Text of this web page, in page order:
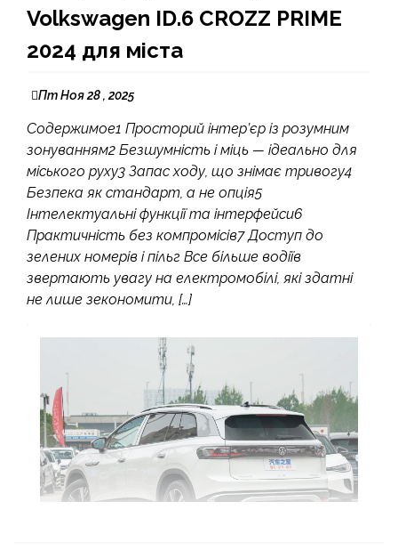
Volkswagen ID.6 CROZZ PRIME
2024 для міста
Пт Ноя 28 , 2025
Содержимое1 Просторий інтер’єр із розумним
зонуванням2 Безшумність і міць — ідеально для
міського руху3 Запас ходу, що знімає тривогу4
Безпека як стандарт, а не опція5
Інтелектуальні функції та інтерфейси6
Практичність без компромісів7 Доступ до
зелених номерів і пільг Все більше водіїв
звертають увагу на електромобілі, які здатні
не лише зекономити, […]